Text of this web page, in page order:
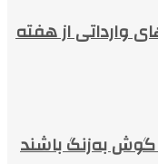
وارداتی از هفته
گوش به‌زنگ باشند